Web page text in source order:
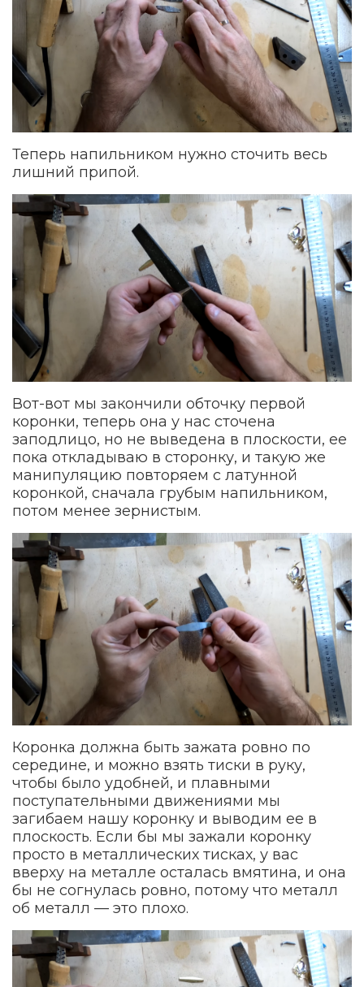
Теперь напильником нужно сточить весь
лишний припой.
Вот-вот мы закончили обточку первой
коронки, теперь она у нас сточена
заподлицо, но не выведена в плоскости, ее
пока откладываю в сторонку, и такую же
манипуляцию повторяем с латунной
коронкой, сначала грубым напильником,
потом менее зернистым.
Коронка должна быть зажата ровно по
середине, и можно взять тиски в руку,
чтобы было удобней, и плавными
поступательными движениями мы
загибаем нашу коронку и выводим ее в
плоскость. Если бы мы зажали коронку
просто в металлических тисках, у вас
вверху на металле осталась вмятина, и она
бы не согнулась ровно, потому что металл
об металл — это плохо.